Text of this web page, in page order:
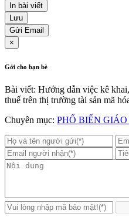
In bài viết
Lưu
Gửi Email
×
Gởi cho bạn bè
Bài viết: Hướng dẫn việc kê
thuế trên thị trường tài sản mã
Chuyên mục: PHỔ BIẾN